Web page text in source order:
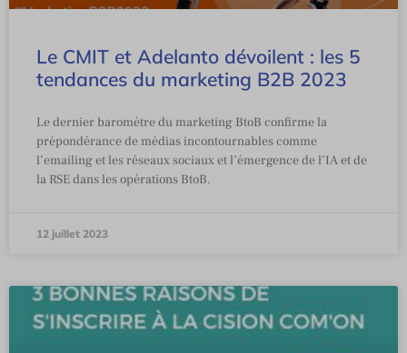
Le CMIT et Adelanto dévoilent : les 5
tendances du marketing B2B 2023
Le dernier baromètre du marketing BtoB confirme la
prépondérance de médias incontournables comme
l’emailing et les réseaux sociaux et l’émergence de l’IA et de
la RSE dans les opérations BtoB.
12 juillet 2023